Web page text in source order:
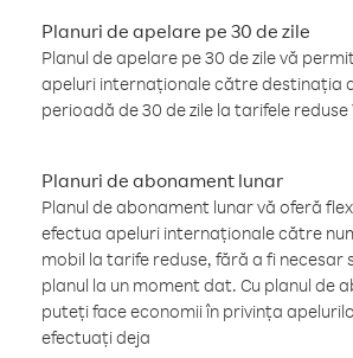
Planuri de apelare pe 30 de zile
Planul de apelare pe 30 de zile vă
apeluri internaționale către destinația
perioadă de 30 de zile la tarifele reduse
Planuri de abonament lunar
Planul de abonament lunar vă oferă
efectua apeluri internaționale către
mobil la tarife reduse, fără a fi necesar
planul la un moment dat. Cu planul de
puteți face economii în privința
efectuați deja